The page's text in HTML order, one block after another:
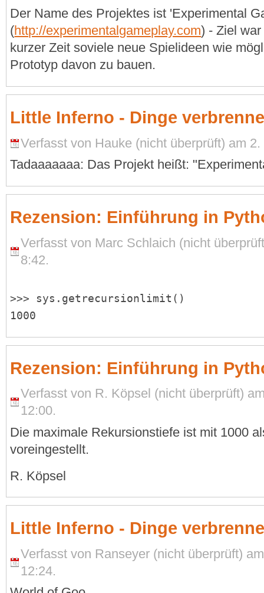
Der Name des Projektes ist 'Experimental
(http://experimentalgameplay.com) - Ziel
kurzer Zeit soviele neue Spielideen wie
Prototyp davon zu bauen.
Little Inferno - Dinge
Verfasst von Hauke (nicht überprüft) am
Tadaaaaaaa: Das Projekt heißt:
Rezension: Einführung in
Verfasst von Marc Schlaich (nicht
8:42.
>>> sys.getrecursionlimit()
1000
Rezension: Einführung in
Verfasst von R. Köpsel (nicht überprüft)
12:00.
Die maximale Rekursionstiefe ist mit 1000
voreingestellt.
R. Köpsel
Little Inferno - Dinge
Verfasst von Ranseyer (nicht überprüft)
12:24.